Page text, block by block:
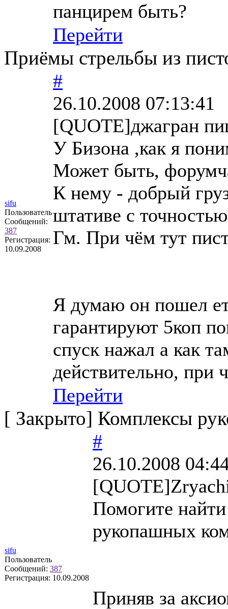
панцирем быть?
Перейти
Приёмы стрельбы из
sifu
Пользователь
Сообщений:
387
Регистрация:
10.09.2008
#
26.10.2008 07:13:41
[QUOTE]джагран
У Бизона ,как я
Может быть,
К нему - добрый
штативе с
Гм. При чём тут
Я думаю он пошел
гарантируют 5коп
спуск нажал а как
действительно, при
Перейти
[ Закрыто] Комплексы
sifu
Пользователь
Сообщений: 387
Регистрация: 10.09.2008
#
26.10.2008
Помогите
рукопашных
Приняв за